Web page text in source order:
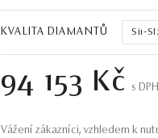
KVALITA DIAMANTŮ Si1-
94 153 Kč S DPH
Vážení zákazníci, vzhledem k